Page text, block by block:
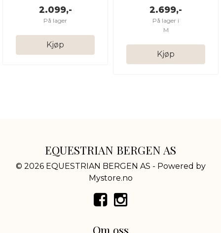
/black
2.099,-
På lager
Kjøp
2.699,-
På lager i
M
Kjøp
EQUESTRIAN BERGEN AS
© 2026 EQUESTRIAN BERGEN AS - Powered by
Mystore.no
Om oss